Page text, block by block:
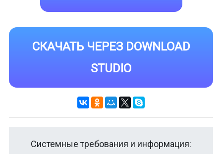
СКАЧАТЬ ЧЕРЕЗ DOWNLOAD
STUDIO
Системные требования и информация: